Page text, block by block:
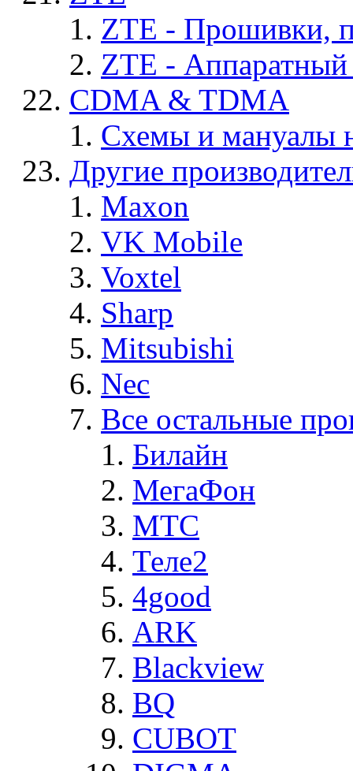
ZTE - Прошивки,
ZTE -
CDMA & TDMA
Схемы и мануалы
Другие
Maxon
VK Mobile
Voxtel
Sharp
Mitsubishi
Nec
Все остальные
Билайн
МегаФон
MTC
Теле2
4good
ARK
Blackview
BQ
CUBOT